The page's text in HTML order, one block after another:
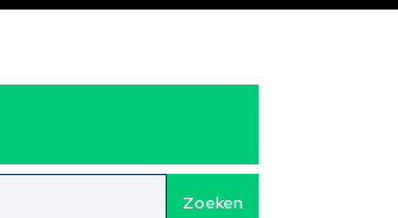
Zoeken